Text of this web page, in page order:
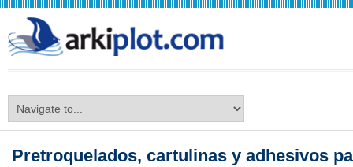
Pretroquelados, cartulinas y adhesivos